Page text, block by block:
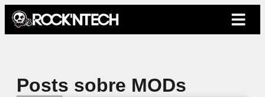
Posts sobre MODs